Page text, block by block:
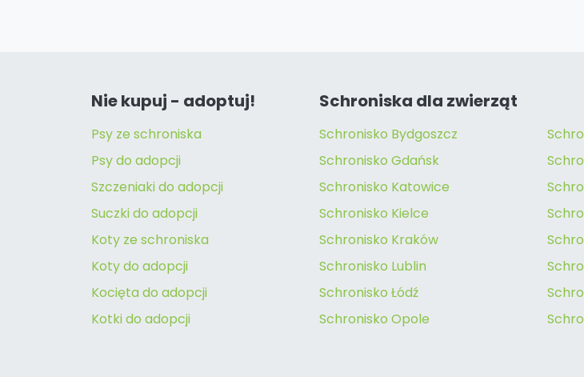
Nie kupuj - adoptuj!
Psy ze schroniska
Psy do adopcji
Szczeniaki do adopcji
Suczki do adopcji
Koty ze schroniska
Koty do adopcji
Kocięta do adopcji
Kotki do adopcji
Schroniska dla zwierząt
Schronisko Bydgoszcz
Schronisko Gdańsk
Schronisko Katowice
Schronisko Kielce
Schronisko Kraków
Schronisko Lublin
Schronisko Łódź
Schronisko Opole